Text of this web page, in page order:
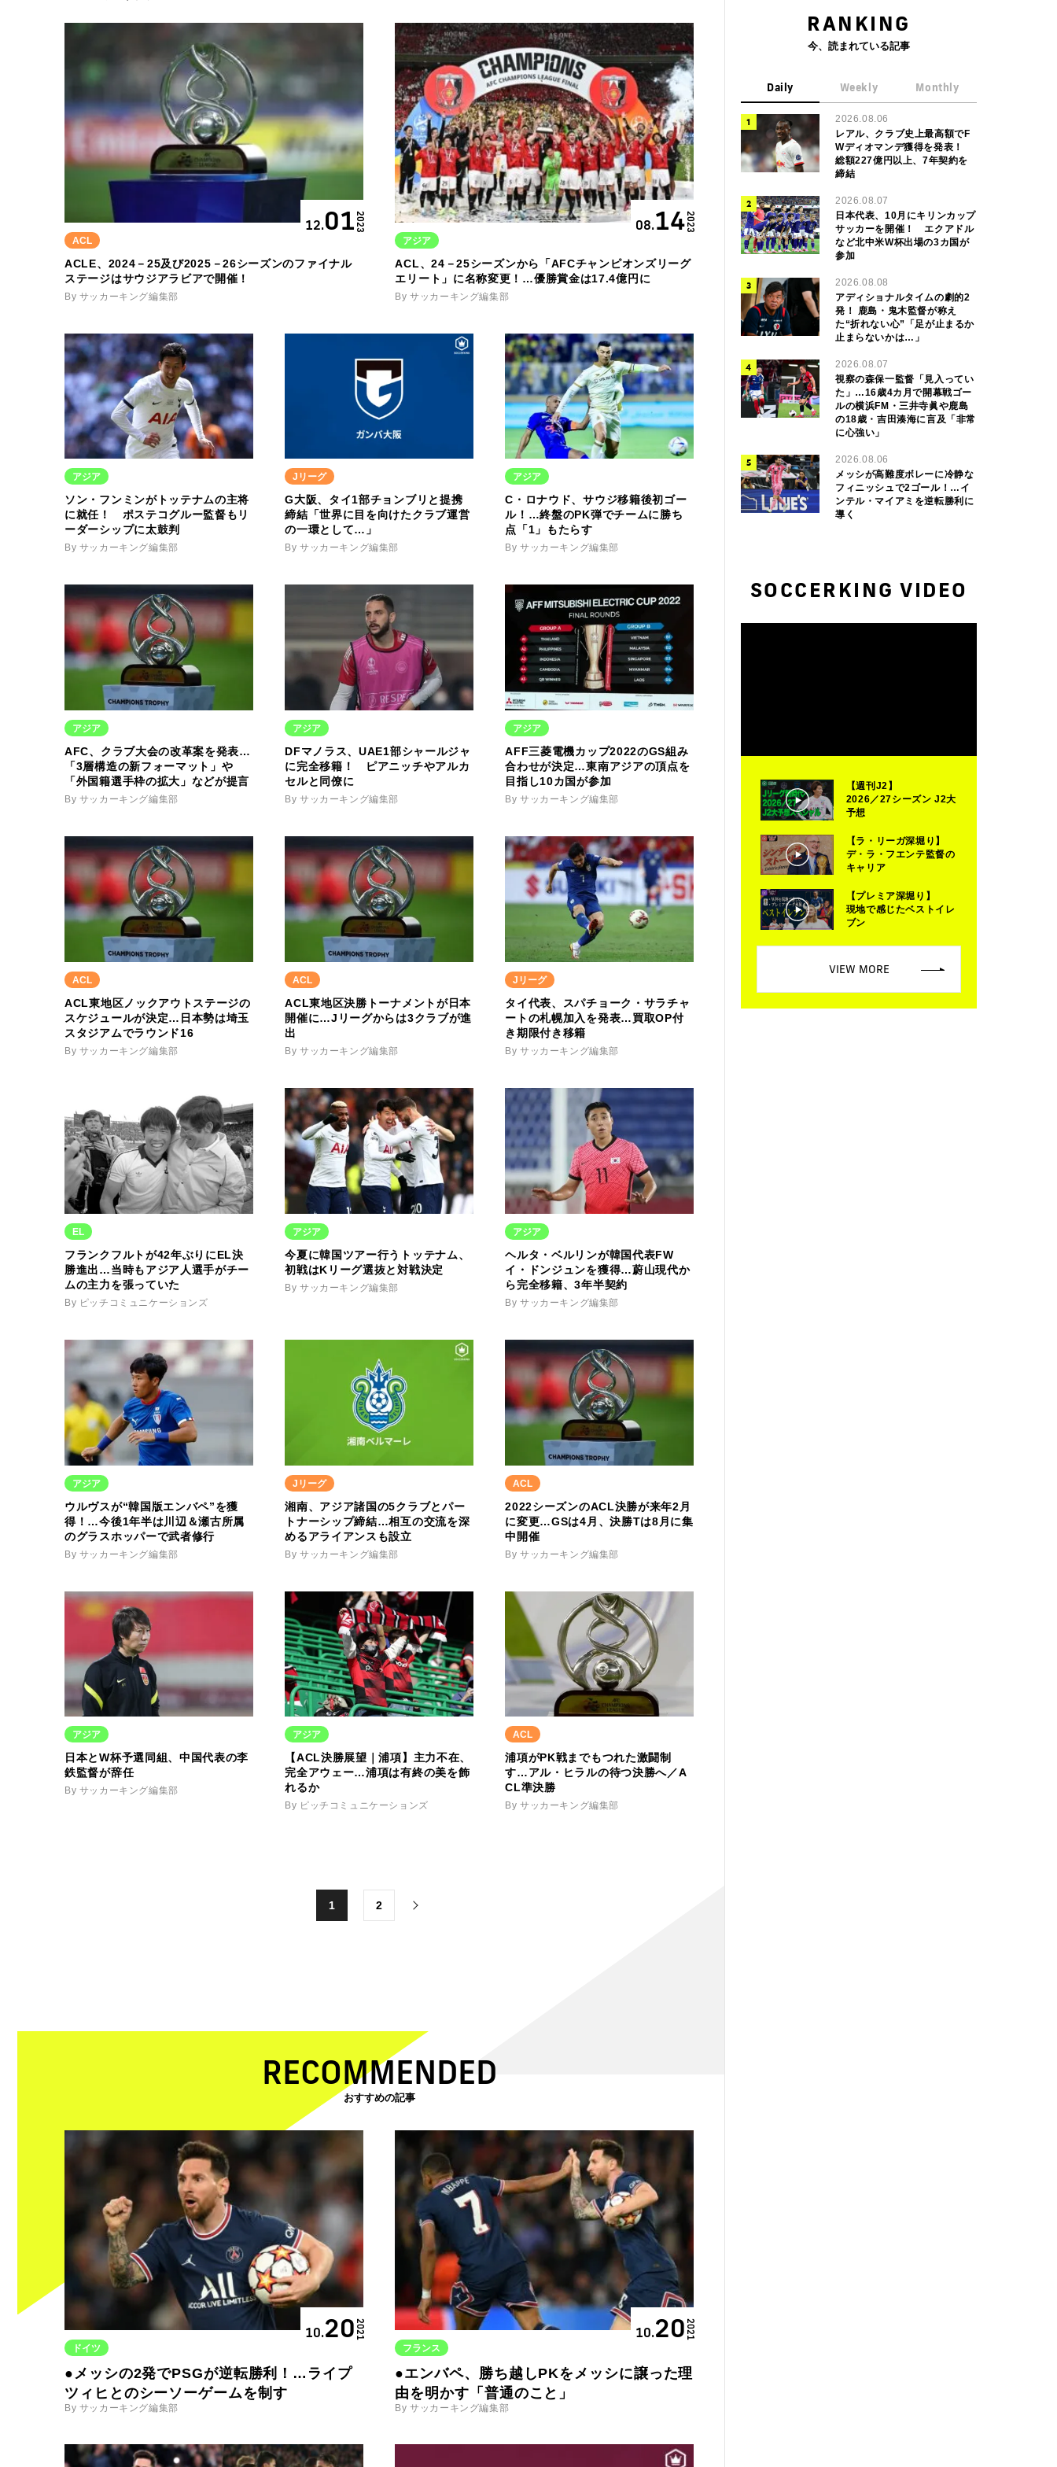
12.012023
ACL
ACLE、2024－25及び2025－26シーズンのファイナル
ステージはサウジアラビアで開催！
By サッカーキング編集部
08.142023
アジア
ACL、24－25シーズンから「AFCチャンピオンズリーグ
エリート」に名称変更！…優勝賞金は17.4億円に
By サッカーキング編集部
アジア
ソン・フンミンがトッテナムの主将
に就任！ ポステコグルー監督もリ
ーダーシップに太鼓判
By サッカーキング編集部
Jリーグ
G大阪、タイ1部チョンブリと提携
締結「世界に目を向けたクラブ運営
の一環として…」
By サッカーキング編集部
アジア
C・ロナウド、サウジ移籍後初ゴー
ル！…終盤のPK弾でチームに勝ち
点「1」もたらす
By サッカーキング編集部
アジア
AFC、クラブ大会の改革案を発表…
「3層構造の新フォーマット」や
「外国籍選手枠の拡大」などが提言
By サッカーキング編集部
アジア
DFマノラス、UAE1部シャールジャ
に完全移籍！ ピアニッチやアルカ
セルと同僚に
By サッカーキング編集部
アジア
AFF三菱電機カップ2022のGS組み
合わせが決定…東南アジアの頂点を
目指し10カ国が参加
By サッカーキング編集部
ACL
ACL東地区ノックアウトステージの
スケジュールが決定…日本勢は埼玉
スタジアムでラウンド16
By サッカーキング編集部
ACL
ACL東地区決勝トーナメントが日本
開催に…Jリーグからは3クラブが進
出
By サッカーキング編集部
Jリーグ
タイ代表、スパチョーク・サラチャ
ートの札幌加入を発表…買取OP付
き期限付き移籍
By サッカーキング編集部
EL
フランクフルトが42年ぶりにEL決
勝進出…当時もアジア人選手がチー
ムの主力を張っていた
By ピッチコミュニケーションズ
アジア
今夏に韓国ツアー行うトッテナム、
初戦はKリーグ選抜と対戦決定
By サッカーキング編集部
アジア
ヘルタ・ベルリンが韓国代表FW
イ・ドンジュンを獲得…蔚山現代か
ら完全移籍、3年半契約
By サッカーキング編集部
アジア
ウルヴスが“韓国版エンバペ”を獲
得！…今後1年半は川辺＆瀬古所属
のグラスホッパーで武者修行
By サッカーキング編集部
Jリーグ
湘南、アジア諸国の5クラブとパー
トナーシップ締結…相互の交流を深
めるアライアンスも設立
By サッカーキング編集部
ACL
2022シーズンのACL決勝が来年2月
に変更…GSは4月、決勝Tは8月に集
中開催
By サッカーキング編集部
アジア
日本とW杯予選同組、中国代表の李
鉄監督が辞任
By サッカーキング編集部
アジア
【ACL決勝展望｜浦項】主力不在、
完全アウェー…浦項は有終の美を飾
れるか
By ピッチコミュニケーションズ
ACL
浦項がPK戦までもつれた激闘制
す…アル・ヒラルの待つ決勝へ／A
CL準決勝
By サッカーキング編集部
1 2
RECOMMENDED
おすすめの記事
10.202021
ドイツ
●メッシの2発でPSGが逆転勝利！…ライプ
ツィヒとのシーソーゲームを制す
By サッカーキング編集部
10.202021
フランス
●エンバペ、勝ち越しPKをメッシに譲った理
由を明かす「普通のこと」
By サッカーキング編集部
RANKING
今、読まれている記事
Daily Weekly Monthly
2026.08.06
レアル、クラブ史上最高額でF
Wディオマンデ獲得を発表！
総額227億円以上、7年契約を
締結
2026.08.07
日本代表、10月にキリンカップ
サッカーを開催！ エクアドル
など北中米W杯出場の3カ国が
参加
2026.08.08
アディショナルタイムの劇的2
発！ 鹿島・鬼木監督が称え
た“折れない心”「足が止まるか
止まらないかは…」
2026.08.07
視察の森保一監督「見入ってい
た」…16歳4カ月で開幕戦ゴー
ルの横浜FM・三井寺眞や鹿島
の18歳・吉田湊海に言及「非常
に心強い」
2026.08.06
メッシが高難度ボレーに冷静な
フィニッシュで2ゴール！…イ
ンテル・マイアミを逆転勝利に
導く
SOCCERKING VIDEO
【週刊J2】
2026／27シーズン J2大
予想
【ラ・リーガ深堀り】
デ・ラ・フエンテ監督の
キャリア
【プレミア深堀り】
現地で感じたベストイレ
ブン
VIEW MORE